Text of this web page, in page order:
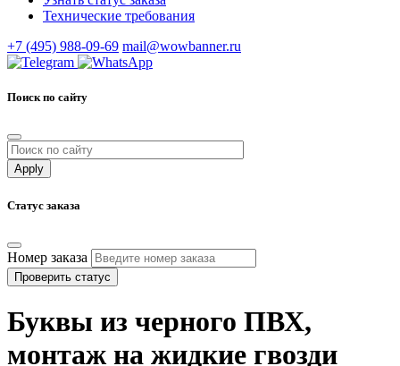
Технические требования
+7 (495) 988-09-69 mail@wowbanner.ru
Поиск по сайту
Статус заказа
Номер заказа
Проверить статус
Буквы из черного ПВХ,
монтаж на жидкие гвозди